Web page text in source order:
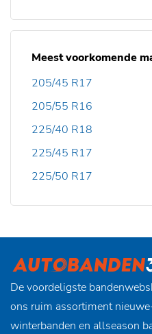
Meest voorkomende
205/45 R17
205/55 R16
225/40 R18
225/45 R17
225/50 R17
De voordeligste
ons ruim assortiment
winterbanden en allseason